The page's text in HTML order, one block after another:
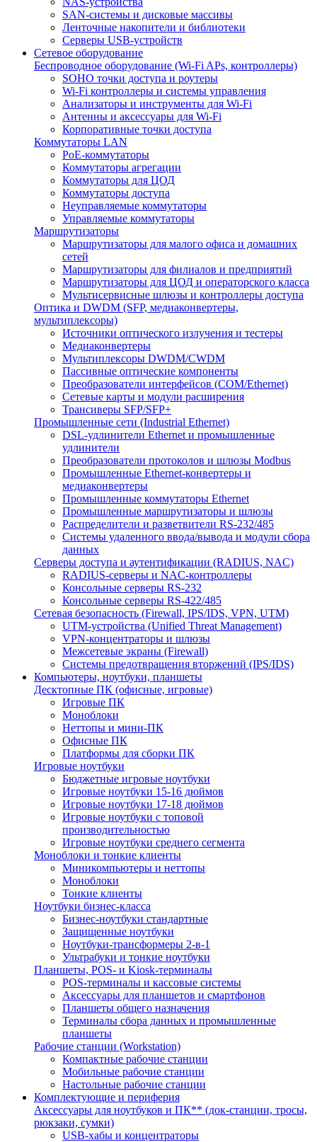
SAN-системы и дисковые массивы
Ленточные накопители и библиотеки
Серверы USB-устройств
Сетевое оборудование
Беспроводное оборудование (Wi-Fi APs, контроллеры)
SOHO точки доступа и роутеры
Wi-Fi контроллеры и системы управления
Анализаторы и инструменты для Wi-Fi
Антенны и аксессуары для Wi-Fi
Корпоративные точки доступа
Коммутаторы LAN
PoE-коммутаторы
Коммутаторы агрегации
Коммутаторы для ЦОД
Коммутаторы доступа
Неуправляемые коммутаторы
Управляемые коммутаторы
Маршрутизаторы
Маршрутизаторы для малого офиса и домашних
сетей
Маршрутизаторы для филиалов и предприятий
Маршрутизаторы для ЦОД и операторского класса
Мультисервисные шлюзы и контроллеры доступа
Оптика и DWDM (SFP, медиаконвертеры,
мультиплексоры)
Источники оптического излучения и тестеры
Медиаконвертеры
Мультиплексоры DWDM/CWDM
Пассивные оптические компоненты
Преобразователи интерфейсов (COM/Ethernet)
Сетевые карты и модули расширения
Трансиверы SFP/SFP+
Промышленные сети (Industrial Ethernet)
DSL-удлинители Ethernet и промышленные
удлинители
Преобразователи протоколов и шлюзы Modbus
Промышленные Ethernet-конвертеры и
медиаконвертеры
Промышленные коммутаторы Ethernet
Промышленные маршрутизаторы и шлюзы
Распределители и разветвители RS-232/485
Системы удаленного ввода/вывода и модули сбора
данных
Серверы доступа и аутентификации (RADIUS, NAC)
RADIUS-серверы и NAC-контроллеры
Консольные серверы RS-232
Консольные серверы RS-422/485
Сетевая безопасность (Firewall, IPS/IDS, VPN, UTM)
UTM-устройства (Unified Threat Management)
VPN-концентраторы и шлюзы
Межсетевые экраны (Firewall)
Системы предотвращения вторжений (IPS/IDS)
Компьютеры, ноутбуки, планшеты
Десктопные ПК (офисные, игровые)
Игровые ПК
Моноблоки
Неттопы и мини-ПК
Офисные ПК
Платформы для сборки ПК
Игровые ноутбуки
Бюджетные игровые ноутбуки
Игровые ноутбуки 15-16 дюймов
Игровые ноутбуки 17-18 дюймов
Игровые ноутбуки с топовой
производительностью
Игровые ноутбуки среднего сегмента
Моноблоки и тонкие клиенты
Миникомпьютеры и неттопы
Моноблоки
Тонкие клиенты
Ноутбуки бизнес-класса
Бизнес-ноутбуки стандартные
Защищенные ноутбуки
Ноутбуки-трансформеры 2-в-1
Ультрабуки и тонкие ноутбуки
Планшеты, POS- и Kiosk-терминалы
POS-терминалы и кассовые системы
Аксессуары для планшетов и смартфонов
Планшеты общего назначения
Терминалы сбора данных и промышленные
планшеты
Рабочие станции (Workstation)
Компактные рабочие станции
Мобильные рабочие станции
Настольные рабочие станции
Комплектующие и периферия
Аксессуары для ноутбуков и ПК** (док-станции, тросы,
рюкзаки, сумки)
USB-хабы и концентраторы